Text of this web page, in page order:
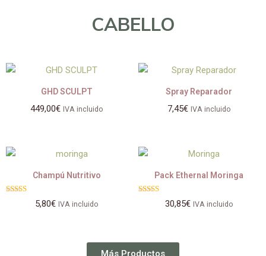
CABELLO
GHD SCULPT
449,00€ IVA incluido
Spray Reparador
7,45€ IVA incluido
Champú Nutritivo
Valorado5,80€ IVA incluido
Pack Ethernal Moringa
Valorado30,85€ IVA incluido
Más Productos